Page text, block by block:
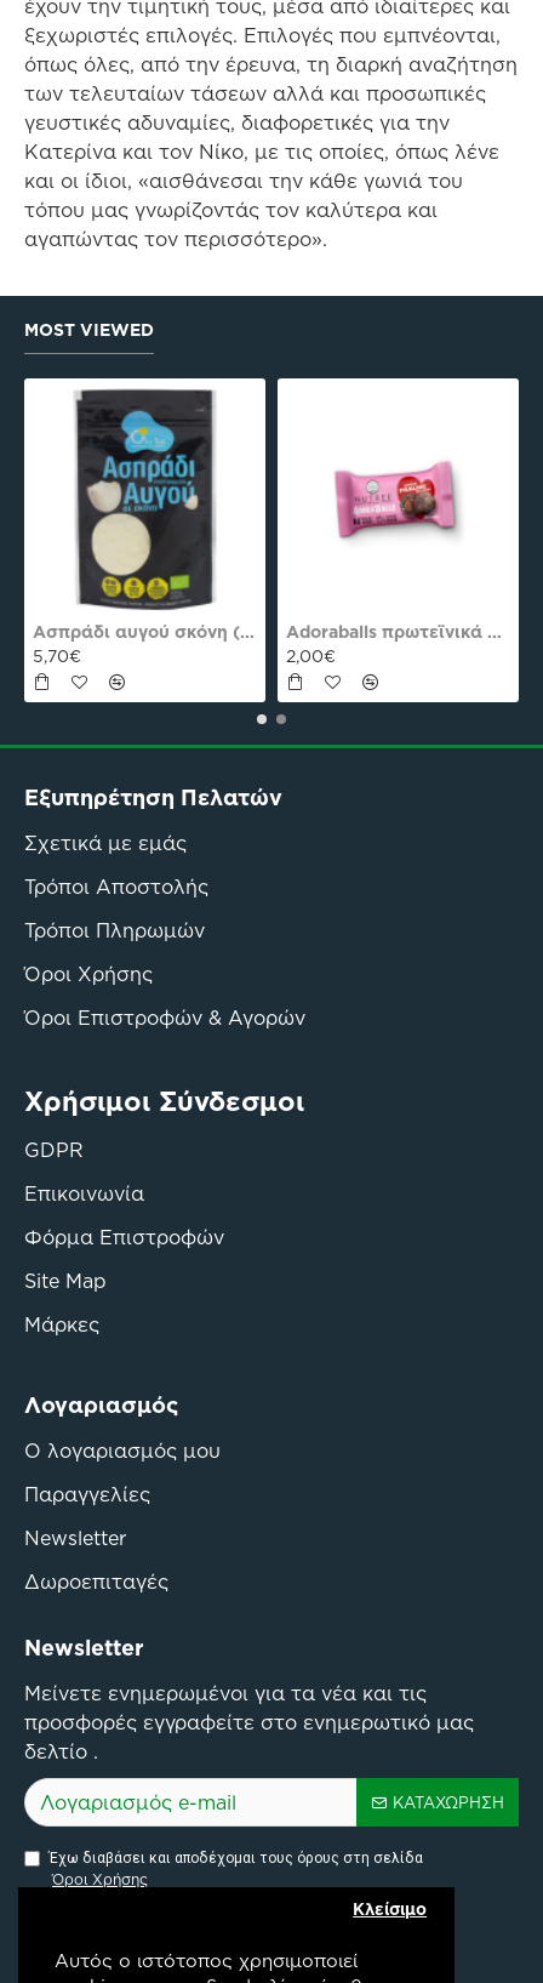
Αυτός ο ιστότοπος χρησιμοποιεί
Κλείσιμο
έχουν την τιμητική τους, μέσα από ιδιαίτερες και
ξεχωριστές επιλογές. Επιλογές που εμπνέονται,
όπως όλες, από την έρευνα, τη διαρκή αναζήτηση
των τελευταίων τάσεων αλλά και προσωπικές
γευστικές αδυναμίες, διαφορετικές για την
Κατερίνα και τον Νίκο, με τις οποίες, όπως λένε
και οι ίδιοι, «αισθάνεσαι την κάθε γωνιά του
τόπου μας γνωρίζοντάς τον καλύτερα και
αγαπώντας τον περισσότερο».
MOST VIEWED
Ασπράδι αυγού σκόνη (Αλβουμίνη) Ola-Bio 50gr
5,70€
Adoraballs πρωτεϊνικά μπαλάκια choco praline delight 40γρ Nutree Χ.ΓΛ
2,00€
Εξυπηρέτηση Πελατών
Σχετικά με εμάς
Τρόποι Αποστολής
Τρόποι Πληρωμών
Όροι Χρήσης
Όροι Επιστροφών & Αγορών
Χρήσιμοι Σύνδεσμοι
GDPR
Επικοινωνία
Φόρμα Επιστροφών
Site Map
Μάρκες
Λογαριασμός
Ο λογαριασμός μου
Παραγγελίες
Newsletter
Δωροεπιταγές
Newsletter
Μείνετε ενημερωμένοι για τα νέα και τις
προσφορές εγγραφείτε στο ενημερωτικό μας
δελτίο .
ΚΑΤΑΧΏΡΗΣΗ
Έχω διαβάσει και αποδέχομαι τους όρους στη σελίδα
Όροι Χρήσης